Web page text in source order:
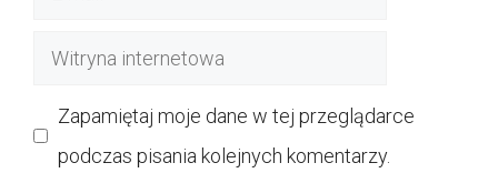
Witryna
Zapamiętaj moje dane w tej przeglądarce
podczas pisania kolejnych komentarzy.